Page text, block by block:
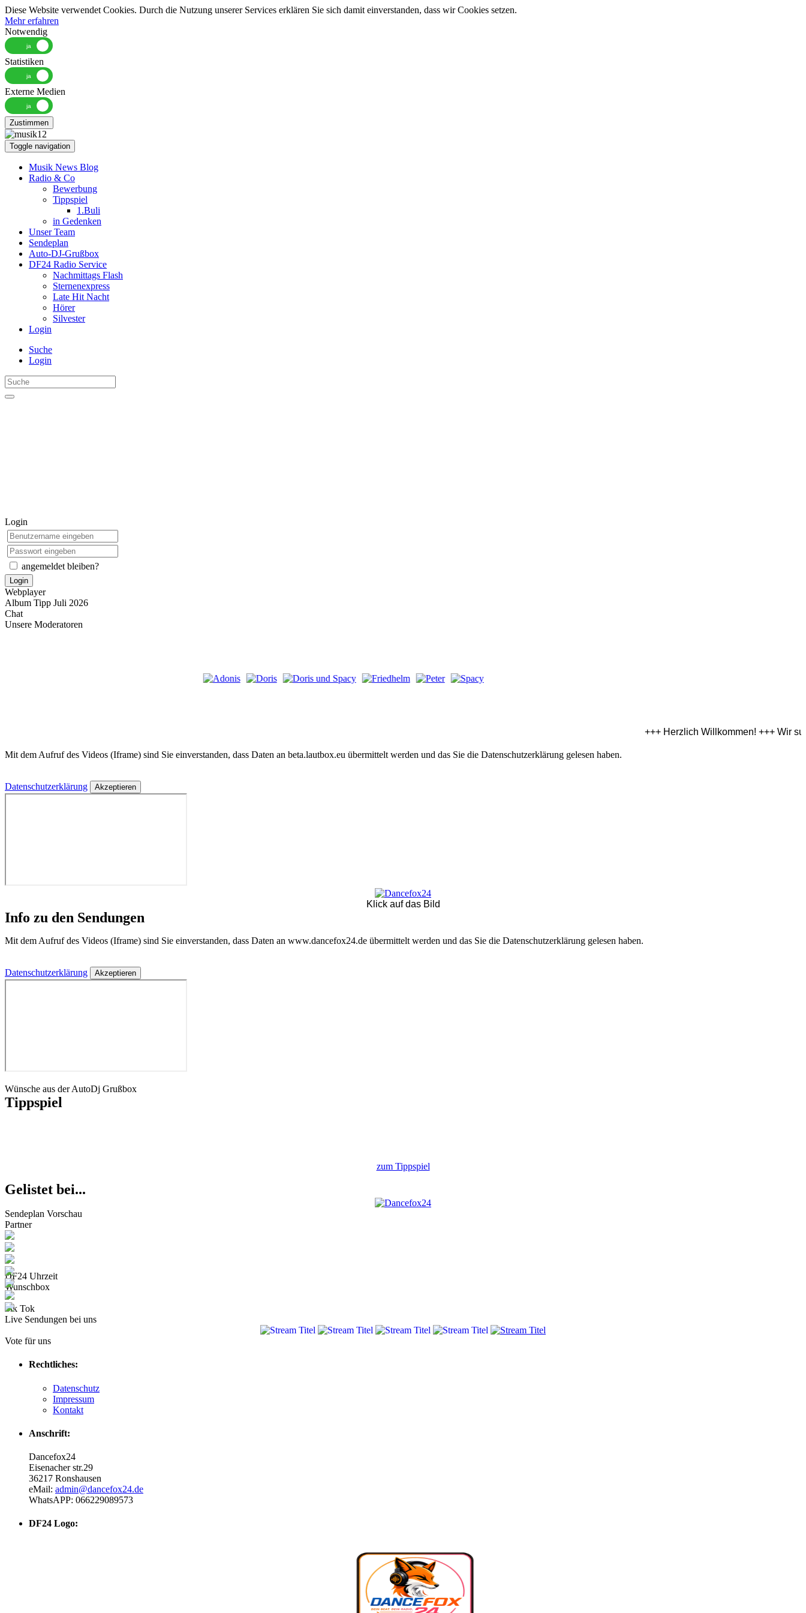
Diese Website verwendet Cookies. Durch die Nutzung unserer Services erklären Sie sich damit einverstanden, dass wir Cookies setzen.
Mehr erfahren
Notwendig
Statistiken
Externe Medien
Zustimmen
Toggle navigation
Musik News Blog
Radio & Co
Bewerbung
Tippspiel
1.Buli
in Gedenken
Unser Team
Sendeplan
Auto-DJ-Grußbox
DF24 Radio Service
Nachmittags Flash
Sternenexpress
Late Hit Nacht
Hörer
Silvester
Login
Suche
Login
Login
angemeldet bleiben?
Login
Webplayer
Album Tipp Juli 2026
Chat
Unsere Moderatoren
+++ Herzlich Willkommen! +++ Wir
Mit dem Aufruf des Videos (Iframe) sind Sie einverstanden, dass Daten an beta.lautbox.eu übermittelt werden und das Sie die Datenschutzerklärung gelesen haben.
Datenschutzerklärung
Klick auf das Bild
Info zu den Sendungen
Mit dem Aufruf des Videos (Iframe) sind Sie einverstanden, dass Daten an www.dancefox24.de übermittelt werden und das Sie die Datenschutzerklärung gelesen haben.
Datenschutzerklärung
Wünsche aus der AutoDj Grußbox
Tippspiel
zum Tippspiel
Gelistet bei...
Sendeplan Vorschau
Partner
DF24 Uhrzeit
Wunschbox
Tik Tok
Live Sendungen bei uns
Vote für uns
Rechtliches:
Datenschutz
Impressum
Kontakt
Anschrift:
Dancefox24
Eisenacher str.29
36217 Ronshausen
eMail: admin@dancefox24.de
WhatsAPP: 066229089573
DF24 Logo: